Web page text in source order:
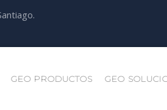
GEO PRODUCTOS GEO